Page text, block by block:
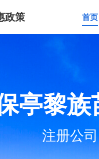
政策 首页
亭黎
注册公